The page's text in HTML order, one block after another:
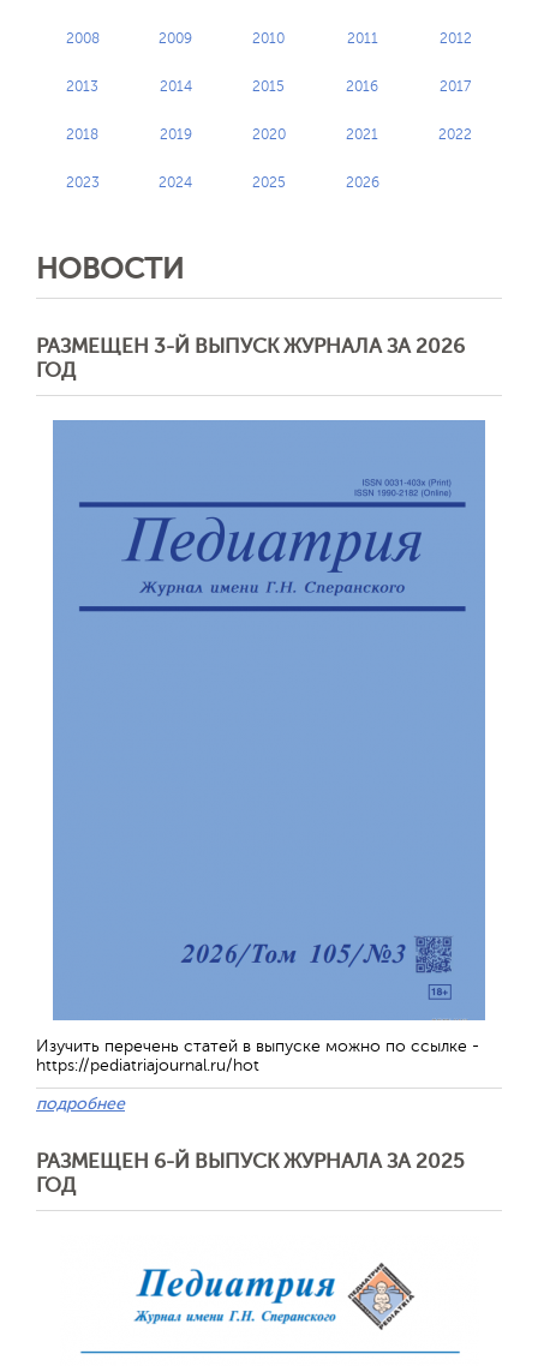
2008 2009 2010 2011 2012
2013 2014 2015 2016 2017
2018 2019 2020 2021 2022
2023 2024 2025 2026
НОВОСТИ
РАЗМЕЩЕН 3-Й ВЫПУСК ЖУРНАЛА ЗА 2026
ГОД
Изучить перечень статей в выпуске можно по ссылке -
https://pediatriajournal.ru/hot
подробнее
РАЗМЕЩЕН 6-Й ВЫПУСК ЖУРНАЛА ЗА 2025
ГОД